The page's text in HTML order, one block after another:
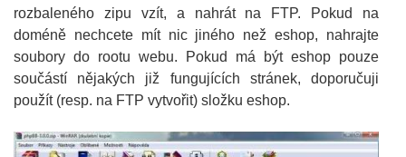
rozbaleného zipu vzít, a nahrát na FTP. Pokud na
doméně nechcete mít nic jiného než eshop, nahrajte
soubory do rootu webu. Pokud má být eshop pouze
součástí nějakých již fungujících stránek, doporučuji
použít (resp. na FTP vytvořit) složku eshop.